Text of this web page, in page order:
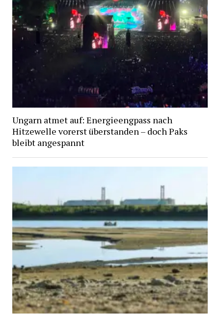
Ungarn atmet auf: Energieengpass nach
Hitzewelle vorerst überstanden – doch Paks
bleibt angespannt